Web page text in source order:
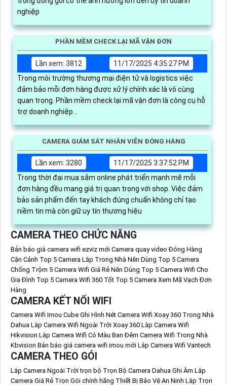
nghiệp
PHẦN MỀM CHECK LẠI MÃ VẬN ĐƠN
Lần xem: 3812
11/17/2025 4:35:27 PM
Trong môi trường thương mại điện tử và logistics việc
đảm bảo mỗi đơn hàng được xử lý chính xác là vô cùng
quan trọng. Phần mềm check lại mã vận đơn là công cụ hỗ
trợ doanh nghiệp...
CAMERA GIÁM SÁT NHÂN VIÊN ĐÓNG HÀNG
Lần xem: 3280
11/17/2025 3:37:52 PM
Trong thời đại mua sắm online phát triển mạnh mẽ mỗi
đơn hàng đều mang giá trị quan trọng với shop. Việc đảm
bảo sản phẩm đến tay khách đúng chuẩn không chỉ tạo
niềm tin mà còn giữ uy tín thương hiệu
CAMERA THEO CHỨC NĂNG
Bản báo giá camera wifi ezviz mới Camera quay video Đóng Hàng
Cận Cảnh Top 5 Camera Lắp Trong Nhà Nên Dùng Top 5 Camera
Chống Trộm 5 Camera Wifi Giá Rẻ Nên Dùng Top 5 Camera Wifi Cho
Gia Đình Top 5 Camera Wifi 360 Tốt Top 5 Camera Xem Mã Vạch Đơn
Hàng
CAMERA KẾT NỐI WIFI
Camera Wifi Imou Cube Ghi Hình Nét Camera Wifi Xoay 360 Trong Nhà
Dahua Lắp Camera Wifi Ngoài Trời Xoay 360 Lắp Camera Wifi
Hikvision Lắp Camera Wifi Có Màu Ban Đêm Camera Wifi Trong Nhà
Kbvision Bản báo giá camera wifi imou mới Lắp Camera Wifi Vantech
CAMERA THEO GÓI
Lắp Camera Ngoài Trời trọn bộ Trọn Bộ Camera Dahua Ghi Âm Lắp
Camera Giá Rẻ Trọn Gói chính hãng Thiết Bị Bảo Vệ An Ninh Lắp Trọn